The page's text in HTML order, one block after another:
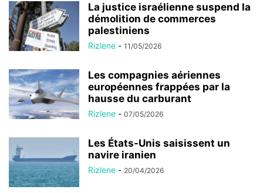
La justice israélienne suspend la
démolition de commerces
palestiniens
Rizlene - 11/05/2026
Les compagnies aériennes
européennes frappées par la
hausse du carburant
Rizlene - 07/05/2026
Les États-Unis saisissent un
navire iranien
Rizlene - 20/04/2026